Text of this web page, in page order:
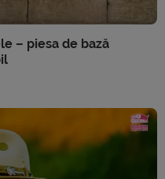
– piesa de bază